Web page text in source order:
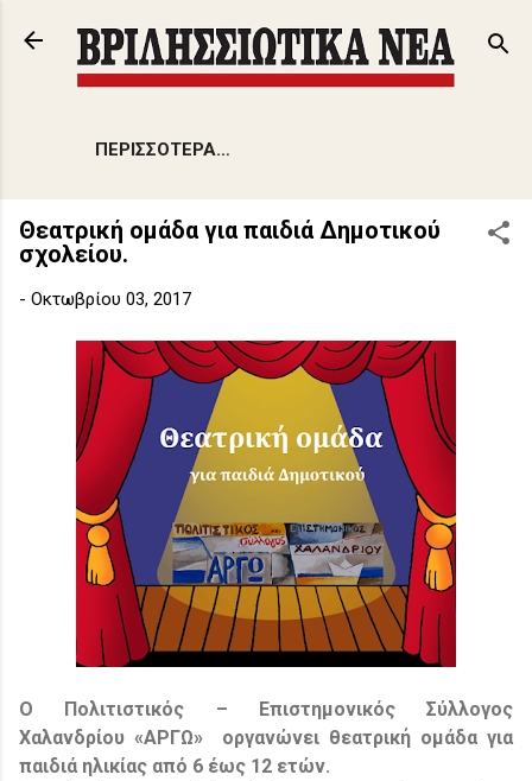
Μετάβαση στο κύριο περιεχόμενο
ΠΕΡΙΣΣΌΤΕΡΑ…
Θεατρική ομάδα για παιδιά Δημοτικού
σχολείου.
- Οκτωβρίου 03, 2017
Ο Πολιτιστικός – Επιστημονικός Σύλλογος
Χαλανδρίου «ΑΡΓΩ»
οργανώνει θεατρική ομάδα για
παιδιά ηλικίας από 6 έως 12 ετών.